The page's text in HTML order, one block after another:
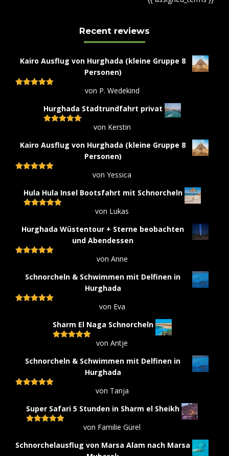
Recent reviews
Kairo Ausflug von Hurghada (kleine Gruppe 8
Personen)
von P. Wedekind
Hurghada Stadtrundfahrt privat
von Kerstin
Kairo Ausflug von Hurghada (kleine Gruppe 8
Personen)
von Yessica
Hula Hula Insel Bootsfahrt mit Schnorcheln
von Lukas
Hurghada Wüstentour + Sterne beobachten
und Abendessen
von Anne
Schnorcheln & Schwimmen mit Delfinen in
Hurghada
von Eva
Sharm El Naga Schnorcheln
von Antje
Schnorcheln & Schwimmen mit Delfinen in
Hurghada
von Tanja
Super Safari 5 Stunden in Sharm el Sheikh
von Familie Gürel
Schnorchelausflug von Marsa Alam nach Marsa